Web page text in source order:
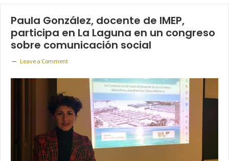
Paula González, docente de IMEP,
participa en La Laguna en un congreso
sobre comunicación social
Leave a Comment